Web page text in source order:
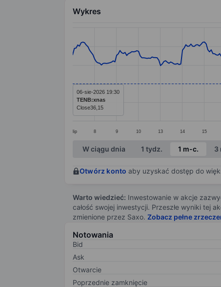
Wykres
Line chart with 295 data points.
The chart has 1 X axis displaying
The chart has 1 Y axis displaying
lip 8 9 10 13 14 15
06-sie-2026 19:30
TENB:xnas
Close36,15
End of interactive chart.
W ciągu dnia 1 tydz. 1 m-c. 3
Otwórz konto aby uzyskać dostęp do
Warto wiedzieć: Inwestowanie w akcje
całość swojej inwestycji. Przeszłe wyniki tej
zmienione przez Saxo. Zobacz pełne
Notowania
Bid
Ask
Otwarcie
Poprzednie zamknięcie